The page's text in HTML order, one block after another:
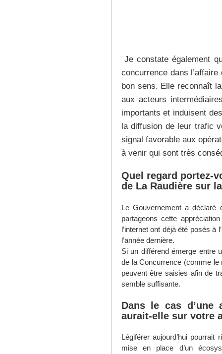
Je constate également
concurrence dans
bon sens. Elle reconnaît
aux acteurs
importants et induisent
la diffusion de leur trafic
signal favorable aux
à venir qui sont très
Quel regard portez-
de La Raudière sur
Le Gouvernement a déclaré
partageons cette
l’internet ont déjà été posés à
l’année dernière.
Si un différend émerge entre
de la Concurrence (comme le
peuvent être saisies afin de
semble suffisante.
Dans le cas d’une
aurait-elle sur votre
Légiférer aujourd’hui
mise en place d’un